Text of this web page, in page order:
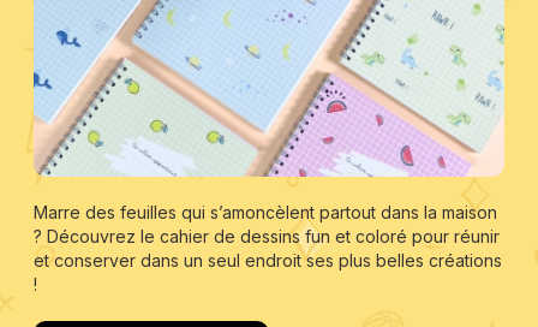
Marre des feuilles qui s’amoncèlent partout dans la maison
? Découvrez le cahier de dessins fun et coloré pour réunir
et conserver dans un seul endroit ses plus belles créations
!